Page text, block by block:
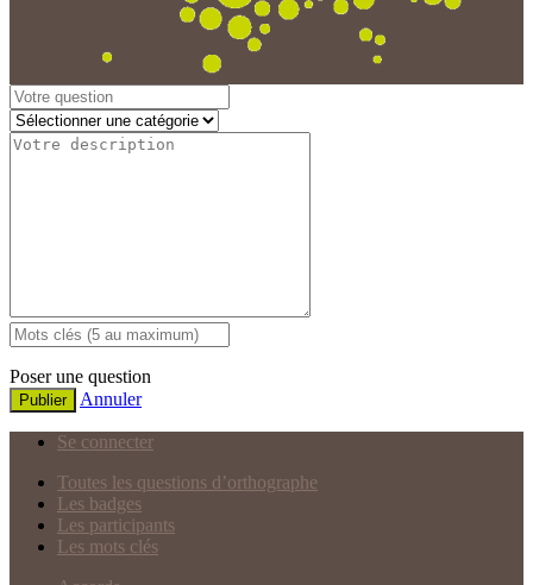
Poser une question
Publier Annuler
Se connecter
Toutes les questions d’orthographe
Les badges
Les participants
Les mots clés